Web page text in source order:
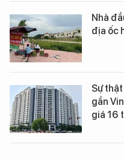
Nhà
địa ốc
Sự
gần
giá 16